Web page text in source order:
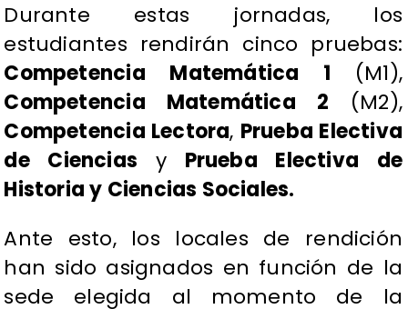
Durante estas jornadas, los
estudiantes rendirán cinco pruebas:
Competencia Matemática 1 (M1),
Competencia Matemática 2 (M2),
Competencia Lectora, Prueba Electiva
de Ciencias yPrueba Electiva de
Historia y Ciencias Sociales.
Ante esto, los locales de rendición
han sido asignados en función de la
sede elegida al momento de la